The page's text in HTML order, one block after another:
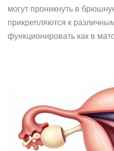
могут проникнуть в
прикрепляются к
функционировать как в